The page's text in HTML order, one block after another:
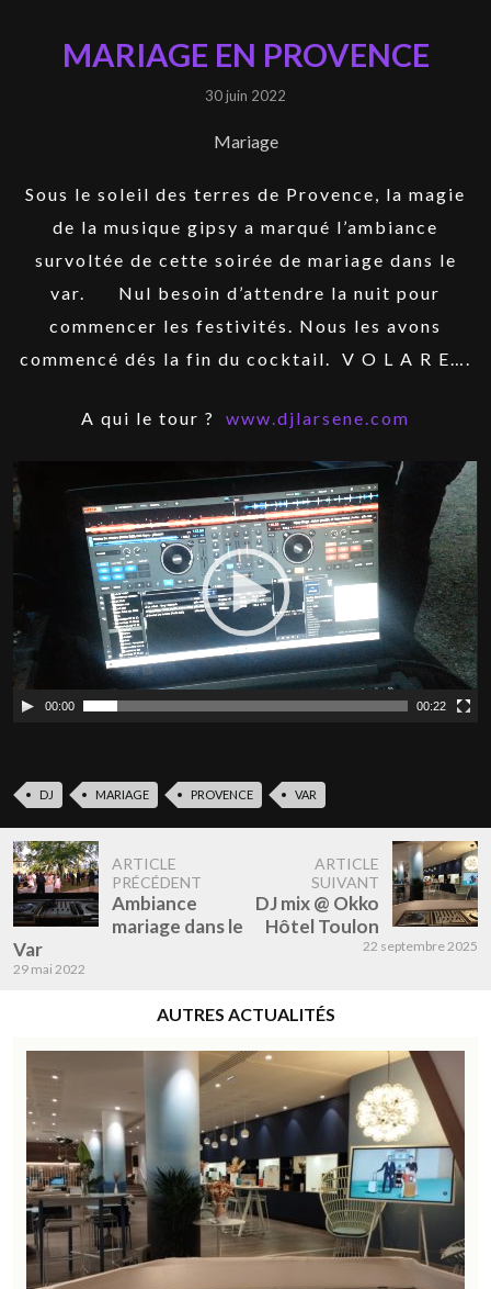
MARIAGE EN PROVENCE
30 juin 2022
Mariage
Sous le soleil des terres de Provence, la magie
de la musique gipsy a marqué l’ambiance
survoltée de cette soirée de mariage dans le
var. Nul besoin d’attendre la nuit pour
commencer les festivités. Nous les avons
commencé dés la fin du cocktail. V O L A R E….
A qui le tour ? www.djlarsene.com
Lecteur
vidéo
00:00 00:22
DJ MARIAGE PROVENCE VAR
ARTICLE
PRÉCÉDENT
Ambiance
mariage dans le
Var
29 mai 2022
ARTICLE
SUIVANT
DJ mix @ Okko
Hôtel Toulon
22 septembre 2025
AUTRES ACTUALITÉS